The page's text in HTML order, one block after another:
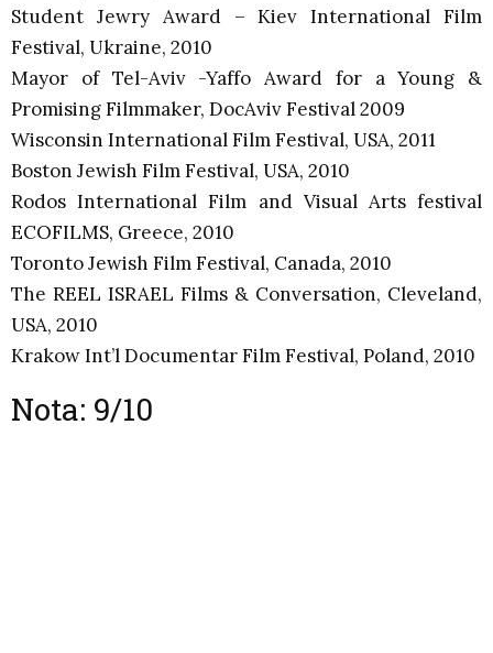
Student Jewry Award – Kiev International Film
Festival, Ukraine, 2010
Mayor of Tel-Aviv -Yaffo Award for a Young &
Promising Filmmaker, DocAviv Festival 2009
Wisconsin International Film Festival, USA, 2011
Boston Jewish Film Festival, USA, 2010
Rodos International Film and Visual Arts festival
ECOFILMS, Greece, 2010
Toronto Jewish Film Festival, Canada, 2010
The REEL ISRAEL Films & Conversation, Cleveland,
USA, 2010
Krakow Int’l Documentar Film Festival, Poland, 2010
Nota: 9/10